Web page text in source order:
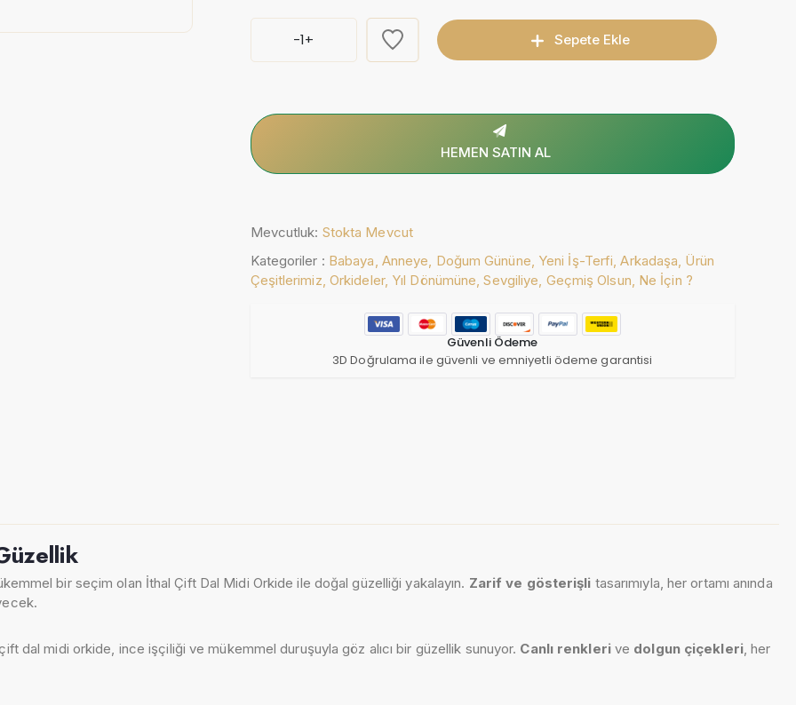
-1+ Sepete Ekle
HEMEN SATIN AL
Mevcutluk: Stokta Mevcut
Kategoriler : Babaya, Anneye, Doğum Gününe, Yeni İş-Terfi,Arkadaşa, Ürün
Çeşitlerimiz, Orkideler, Yıl Dönümüne,Sevgiliye, Geçmiş Olsun, Ne İçin ?
Güvenli Ödeme
3D Doğrulama ile güvenli ve emniyetli ödeme garantisi
bir seçim olan İthal Çift Dal Midi Orkide ile doğal güzelliği yakalayın. Zarif ve gösterişli tasarımıyla, her ortamı anında
dal midi orkide, ince işçiliği ve mükemmel duruşuyla göz alıcı bir güzellik sunuyor. Canlı renklerive dolgun çiçekleri, her